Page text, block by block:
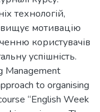
технологій,
мотивацію
користувачів
успішність.
Management
to organising
“English Week